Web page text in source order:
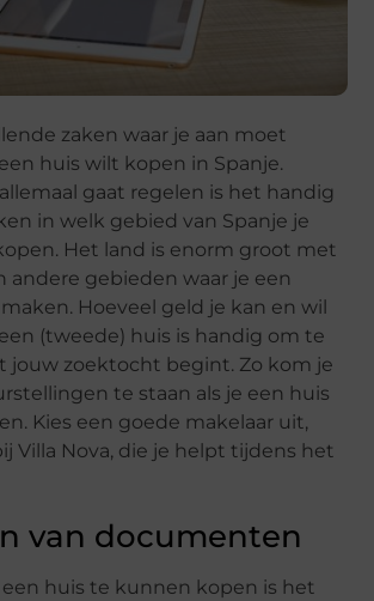
zaken waar je aan moet
huis wilt kopen in Spanje.
gaat regelen is het handig
in welk gebied van Spanje je
Het land is enorm groot met
andere gebieden waar je een
Hoeveel geld je kan en wil
(tweede) huis is handig om te
jouw zoektocht begint. Zo kom je
te staan als je een huis
Kies een goede makelaar uit,
Villa Nova, die je helpt tijdens het
van documenten
een huis te kunnen kopen is het